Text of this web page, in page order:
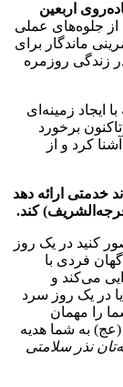
اربعین
جلوه‌های عملی
ماندگار برای
زندگی روزمره
ایجاد زمینه‌ای
برخورد
کرد و از
خدمتی ارائه دهد
کند.
کنید در یک روز
فردی با
می‌کند و
در یک روز سرد
را مهمان
به شما هدیه
نذر سلامتی